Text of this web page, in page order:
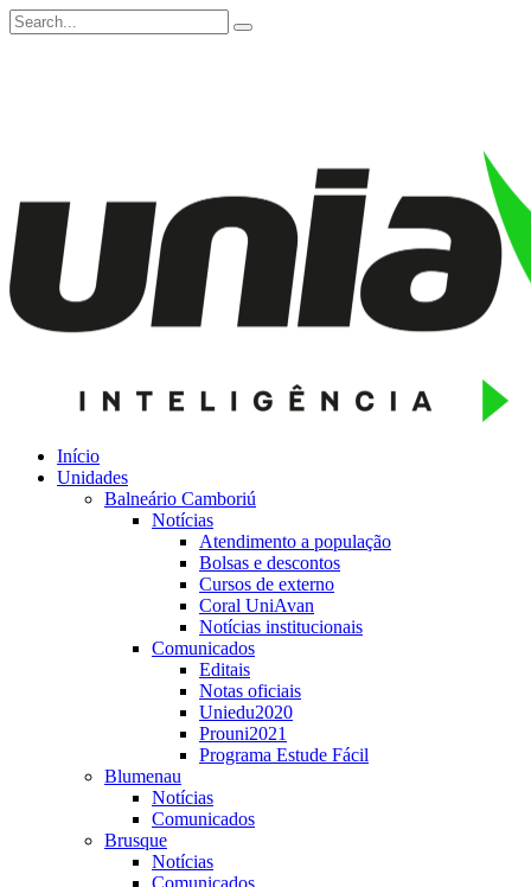
Início
Unidades
Balneário Camboriú
Notícias
Atendimento a população
Bolsas e descontos
Cursos de externo
Coral UniAvan
Notícias institucionais
Comunicados
Editais
Notas oficiais
Uniedu2020
Prouni2021
Programa Estude Fácil
Blumenau
Notícias
Comunicados
Brusque
Notícias
Comunicados